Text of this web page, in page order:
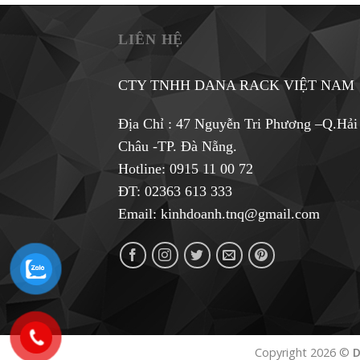
LIÊN HỆ
CTY TNHH DANA RACK VIỆT NAM
Địa Chỉ : 47 Nguyễn Tri Phương –Q.Hải
Châu -TP. Đà Nẵng.
Hotline:0915 11 00 72
ĐT: 02363 613 333
Email: kinhdoanh.tnq@gmail.com
Copyright 2026 ©